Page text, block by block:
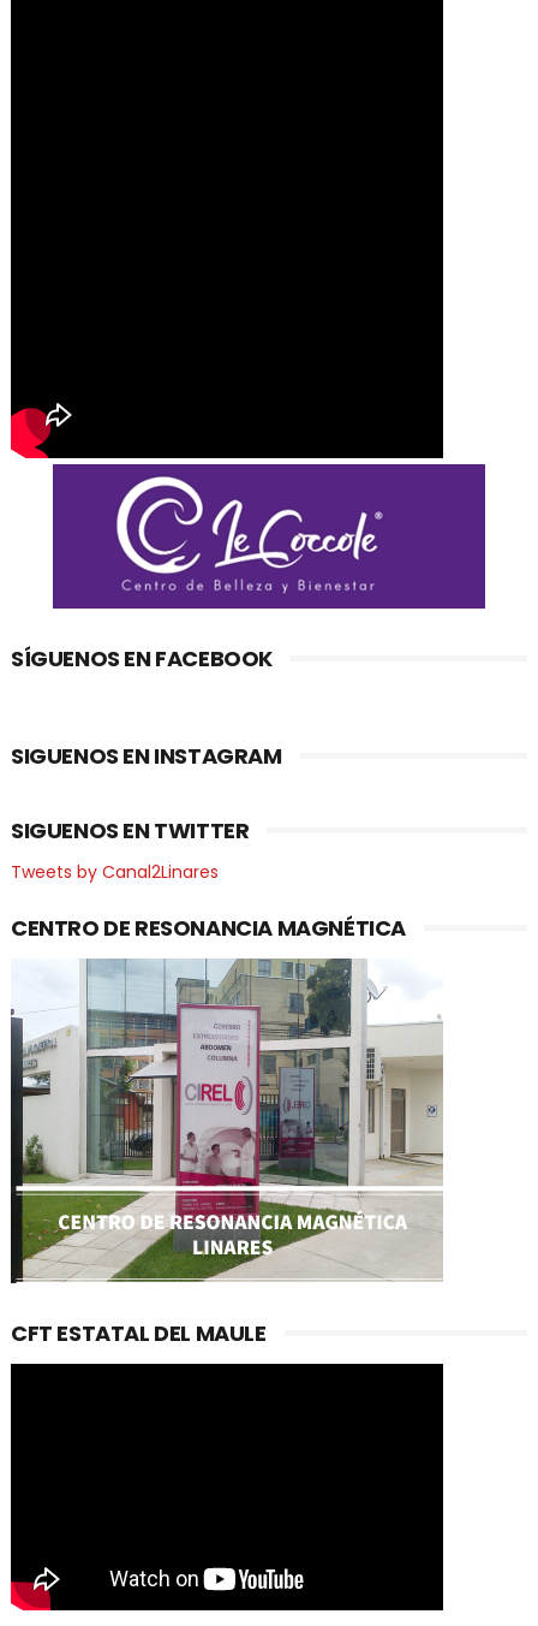
SÍGUENOS EN FACEBOOK
SIGUENOS EN INSTAGRAM
SIGUENOS EN TWITTER
Tweets by Canal2Linares
CENTRO DE RESONANCIA MAGNÉTICA
CFT ESTATAL DEL MAULE